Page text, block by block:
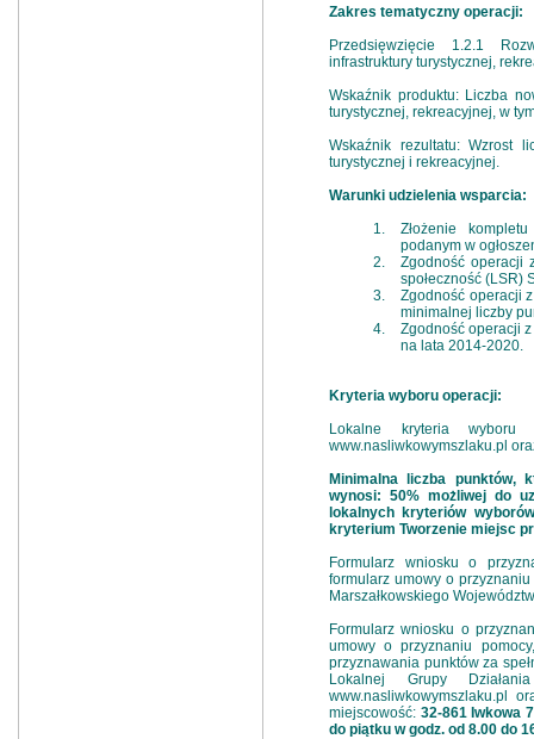
Zakres tematyczny operacji:
Przedsięwzięcie 1.2.1
infrastruktury turystycznej,
Wskaźnik produktu: Liczba
turystycznej, rekreacyjnej, w
Wskaźnik rezultatu: Wzrost
turystycznej i rekreacyjnej.
Warunki udzielenia wsparcia:
Złożenie
podanym w
Zgodność operacji
społeczność (LSR)
Zgodność operacji
minimalnej liczby
Zgodność
PROW na lata
Kryteria wyboru operacji:
Lokalne kryteria
www.nasliwkowymszlaku.pl
Minimalna liczba punktów,
wynosi: 50% możliwej do
lokalnych kryteriów
kryterium Tworzenie miejsc
Formularz wniosku o
formularz umowy o
Marszałkowskiego
Formularz wniosku o
umowy o przyznaniu
przyznawania punktów za
Lokalnej Grupy
www.nasliwkowymszlaku.pl
miejscowość: 32-861 Iwkowa
do piątku w godz. od 8.00 do